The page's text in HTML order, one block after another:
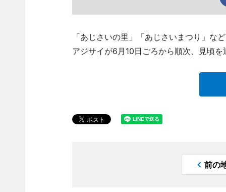
「あじさいの里」「あじさいまつり」な
アジサイが6月10日ごろから順次、見頃を
前の